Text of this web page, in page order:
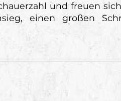
und freuen
einen großen